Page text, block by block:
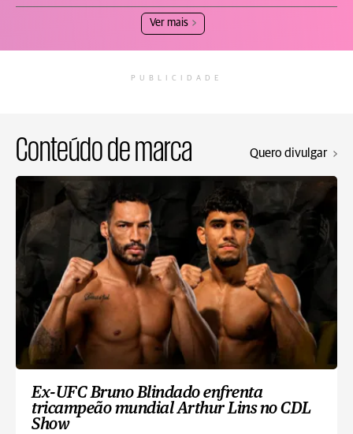
Ver mais
PUBLICIDADE
Conteúdo de marca Quero divulgar
Ex-UFC Bruno Blindado enfrenta
tricampeão mundial Arthur Lins no CDL
Show